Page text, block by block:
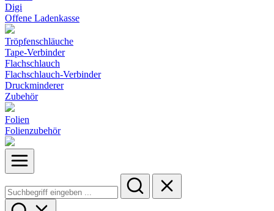
Digi
Offene Ladenkasse
Tröpfenschläuche
Tape-Verbinder
Flachschlauch
Flachschlauch-Verbinder
Druckminderer
Zubehör
Folien
Folienzubehör